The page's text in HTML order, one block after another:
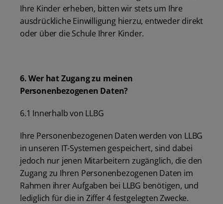
Ihre Kinder erheben, bitten wir stets um Ihre
ausdrückliche Einwilligung hierzu, entweder direkt
oder über die Schule Ihrer Kinder.
6. Wer hat Zugang zu meinen
Personenbezogenen Daten?
6.1 Innerhalb von LLBG
Ihre Personenbezogenen Daten werden von LLBG
in unseren IT-Systemen gespeichert, sind dabei
jedoch nur jenen Mitarbeitern zugänglich, die den
Zugang zu Ihren Personenbezogenen Daten im
Rahmen ihrer Aufgaben bei LLBG benötigen, und
lediglich für die in Ziffer 4 festgelegten Zwecke.